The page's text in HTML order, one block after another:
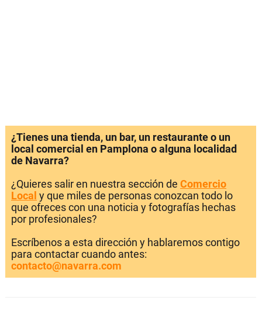
¿Tienes una tienda, un bar, un restaurante o un
local comercial en Pamplona o alguna localidad
de Navarra?
¿Quieres salir en nuestra sección de Comercio
Local y que miles de personas conozcan todo lo
que ofreces con una noticia y fotografías hechas
por profesionales?
Escríbenos a esta dirección y hablaremos contigo
para contactar cuando antes:
contacto@navarra.com